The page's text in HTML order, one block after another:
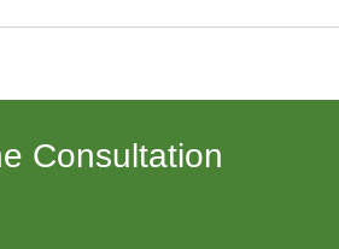
Consultation